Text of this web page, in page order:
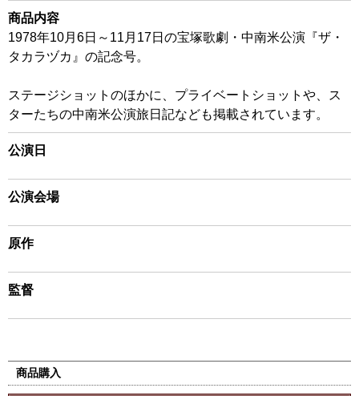
商品内容
1978年10月6日～11月17日の宝塚歌劇・中南米公演『ザ・
タカラヅカ』の記念号。
ステージショットのほかに、プライベートショットや、ス
ターたちの中南米公演旅日記なども掲載されています。
公演日
公演会場
原作
監督
商品購入